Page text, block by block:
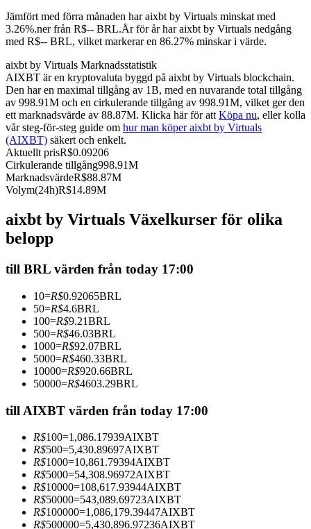
Futures med USDC som säkerhet
Kopiera Trading
Gå med de bästa handlarna
Bli en Copy Trader
Njut av vinstdelning och kopieringshandelsprovisioner
Information
Big data-analys inklusive handelsinformation, etc.
Jämfört med förra månaden har aixbt by Virtuals minskat med
3.26%.ner från R$-- BRL.År för år har aixbt by Virtuals nedgång
med R$-- BRL, vilket markerar en 86.27% minskar i värde.
aixbt by Virtuals Marknadsstatistik
AIXBT är en kryptovaluta byggd på aixbt by Virtuals blockchain.
Den har en maximal tillgång av 1B, med en nuvarande total tillgång
av 998.91M och en cirkulerande tillgång av 998.91M, vilket ger den
ett marknadsvärde av 88.87M. Klicka här för att Köpa nu, eller kolla
vår steg-för-steg guide om hur man köper aixbt by Virtuals
(AIXBT) säkert och enkelt.
Aktuellt prisR$0.09206
Cirkulerande tillgång998.91M
MarknadsvärdeR$88.87M
Volym(24h)R$14.89M
aixbt by Virtuals Växelkurser för olika
belopp
till BRL värden från today 17:00
10=R$0.92065BRL
50=R$4.6BRL
100=R$9.21BRL
500=R$46.03BRL
1000=R$92.07BRL
5000=R$460.33BRL
10000=R$920.66BRL
50000=R$4603.29BRL
till AIXBT värden från today 17:00
R$100=1,086.17939AIXBT
R$500=5,430.89697AIXBT
R$1000=10,861.79394AIXBT
R$5000=54,308.96972AIXBT
R$10000=108,617.93944AIXBT
R$50000=543,089.69723AIXBT
R$100000=1,086,179.39447AIXBT
R$500000=5,430,896.97236AIXBT